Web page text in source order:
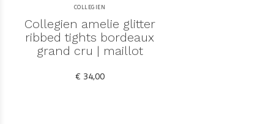
COLLEGIEN
Collegien amelie glitter
ribbed tights bordeaux
grand cru | maillot
€ 34,00